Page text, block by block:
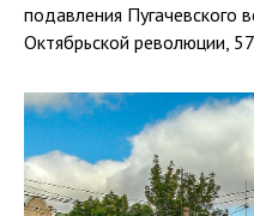
подавления Пугачевского
Октябрьской революции,